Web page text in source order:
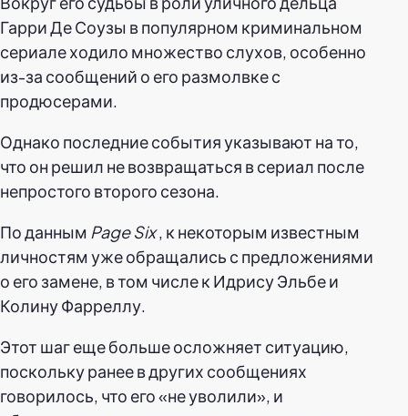
Гарри Де Соузы в популярном криминальном
сериале ходило множество слухов, особенно
из-за сообщений о его размолвке с
продюсерами.
Однако последние события указывают на то,
что он решил не возвращаться в сериал после
непростого второго сезона.
По данным Page Six, к некоторым известным
личностям уже обращались с предложениями
о его замене, в том числе к Идрису Эльбе и
Колину Фарреллу.
Этот шаг еще больше осложняет ситуацию,
поскольку ранее в других сообщениях
говорилось, что его «не уволили», и